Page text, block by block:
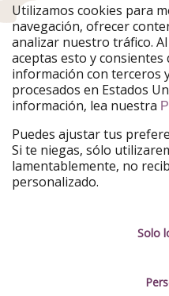
PiratinViaggio
VakantiePiraten
VoyagesPirates
Urlaubspiraten
TravelPirates
Nuestro grupo
HolidayPirates Group
Conócenos mejor
Sobre ViajerosPiratas
Utilizamos cookies para
navegación, ofrecer
analizar nuestro tráfico.
aceptas esto y
información con terceros
procesados en Estados
información, lea nuestra
Puedes ajustar tus
Si te niegas, sólo
lamentablemente, no
personalizado.
Solo